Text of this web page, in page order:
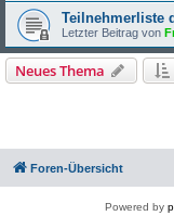
Teilnehmerliste
Letzter Beitrag von
Neues Thema
Foren-Übersicht
Powered by